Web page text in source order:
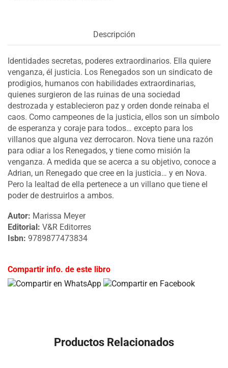
Descripción
Identidades secretas, poderes extraordinarios. Ella quiere
venganza, él justicia. Los Renegados son un sindicato de
prodigios, humanos con habilidades extraordinarias,
quienes surgieron de las ruinas de una sociedad
destrozada y establecieron paz y orden donde reinaba el
caos. Como campeones de la justicia, ellos son un símbolo
de esperanza y coraje para todos… excepto para los
villanos que alguna vez derrocaron. Nova tiene una razón
para odiar a los Renegados, y tiene como misión la
venganza. A medida que se acerca a su objetivo, conoce a
Adrian, un Renegado que cree en la justicia… y en Nova.
Pero la lealtad de ella pertenece a un villano que tiene el
poder de destruirlos a ambos.
Autor: Marissa Meyer
Editorial: V&R Editorres
Isbn: 9789877473834
Compartir info. de este libro
Productos Relacionados